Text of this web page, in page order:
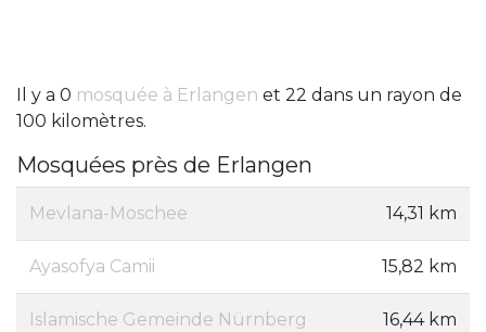
Il y a 0 mosquée à Erlangen et 22 dans un rayon de
100 kilomètres.
Mosquées près de Erlangen
Mevlana-Moschee 14,31 km
Ayasofya Camii 15,82 km
Islamische Gemeinde Nürnberg 16,44 km